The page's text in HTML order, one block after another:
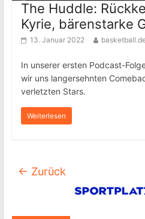
The Huddle:
Kyrie, bärenstarke
13. Januar 2022
In unserer ersten Podcast-
wir uns langersehnten
verletzten Stars.
Weiterlesen
← Zurück